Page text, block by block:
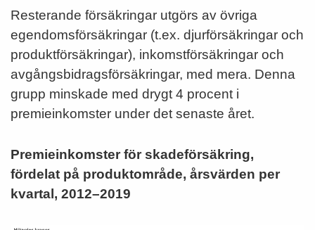
Resterande försäkringar utgörs av övriga
egendomsförsäkringar (t.ex. djurförsäkringar och
produktförsäkringar), inkomstförsäkringar och
avgångsbidragsförsäkringar, med mera. Denna
grupp minskade med drygt 4 procent i
premieinkomster under det senaste året.
Premieinkomster för skadeförsäkring,
fördelat på produktområde, årsvärden per
kvartal, 2012–2019